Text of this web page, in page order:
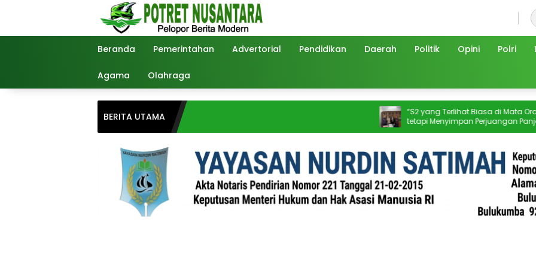
Beranda Pemerintahan Advertorial Pendidikan Daerah Politik Opini Polri
Agama Olahraga
BERITA UTAMA
“S2 yang Terlihat Biasa di Mata Orang”,
tetapi Menyimpan Perjuangan Panjang
yang Tidak Semua Orang Tahu